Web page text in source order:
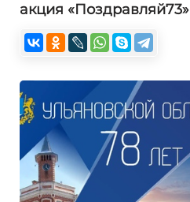
акция «Поздравляй73»